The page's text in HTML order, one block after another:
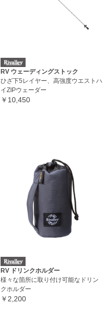
RV ウェーディングストック
ひざ下5レイヤー、高強度ウエストハ
イZIPウェーダー
￥10,450
RV ドリンクホルダー
様々な箇所に取り付け可能なドリン
クホルダー
￥2,200